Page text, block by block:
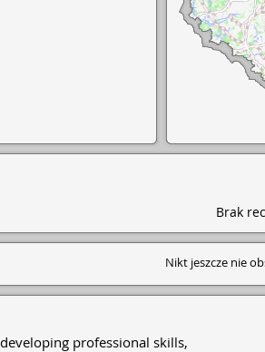
Brak
Nikt jeszcze nie
developing professional skills,